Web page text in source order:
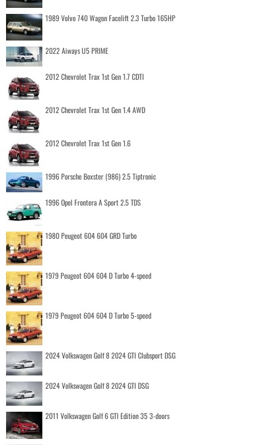
1989 Volvo 740 Wagon Facelift 2.3 Turbo 165HP
2022 Aiways U5 PRIME
2012 Chevrolet Trax 1st Gen 1.7 CDTI
2012 Chevrolet Trax 1st Gen 1.4 AWD
2012 Chevrolet Trax 1st Gen 1.6
1996 Porsche Boxster (986) 2.5 Tiptronic
1996 Opel Frontera A Sport 2.5 TDS
1980 Peugeot 604 604 GRD Turbo
1979 Peugeot 604 604 D Turbo 4-speed
1979 Peugeot 604 604 D Turbo 5-speed
2024 Volkswagen Golf 8 2024 GTI Clubsport DSG
2024 Volkswagen Golf 8 2024 GTI DSG
2011 Volkswagen Golf 6 GTI Edition 35 3-doors